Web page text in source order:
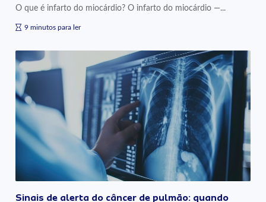
O que é infarto do miocárdio? O infarto do miocárdio —...
9 minutos para ler
Sinais de alerta do câncer de pulmão: quando